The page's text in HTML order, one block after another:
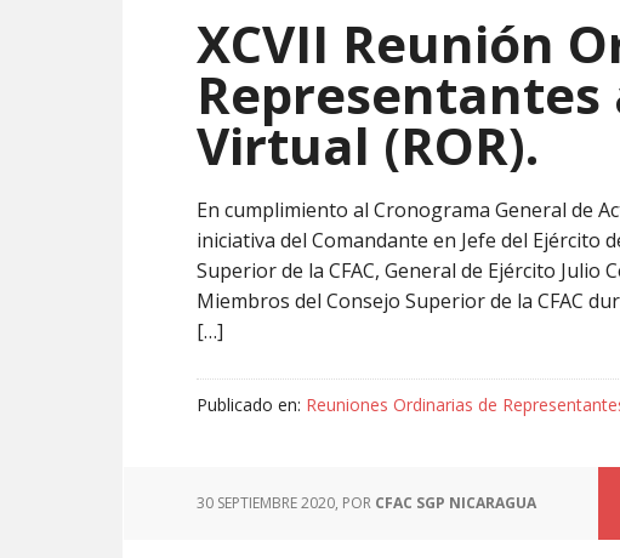
XCVII Reunión
Representantes
Virtual (ROR).
En cumplimiento al Cronograma General de
iniciativa del Comandante en Jefe del Ejército
Superior de la CFAC, General de Ejército Julio
Miembros del Consejo Superior de la CFAC
[…]
Publicado en: Reuniones Ordinarias de
30 SEPTIEMBRE 2020, POR CFAC SGP NICARAGUA